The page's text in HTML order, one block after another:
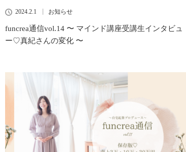
2024.2.1 お知らせ
funcrea通信vol.14 〜 マインド講座受講生インタビュ
ー♡真紀さんの変化 〜